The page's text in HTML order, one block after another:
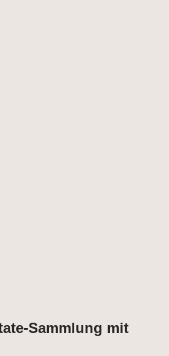
Sammlung mit